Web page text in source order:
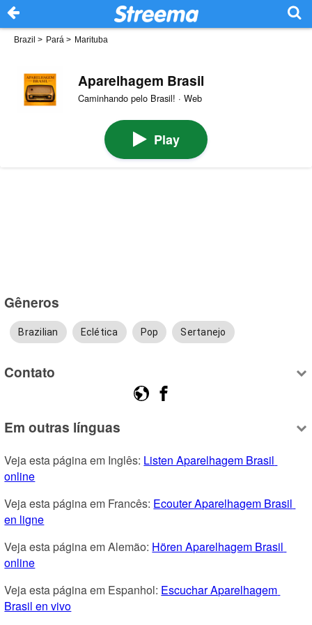
Brazil > Pará > Marituba
Aparelhagem Brasil
Caminhando pelo Brasil! · Web
Play
Gêneros
Brazilian Eclética Pop Sertanejo
Contato
Em outras línguas
Veja esta página em Inglês: Listen Aparelhagem Brasil
online
Veja esta página em Francês: Ecouter Aparelhagem Brasil
en ligne
Veja esta página em Alemão: Hören Aparelhagem Brasil
online
Veja esta página em Espanhol: Escuchar Aparelhagem
Brasil en vivo